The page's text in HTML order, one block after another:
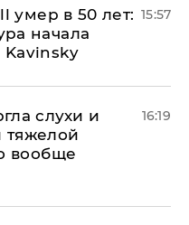
умер в 50 лет:
начала
Kavinsky
15:57
слухи и
тяжелой
вообще
16:19